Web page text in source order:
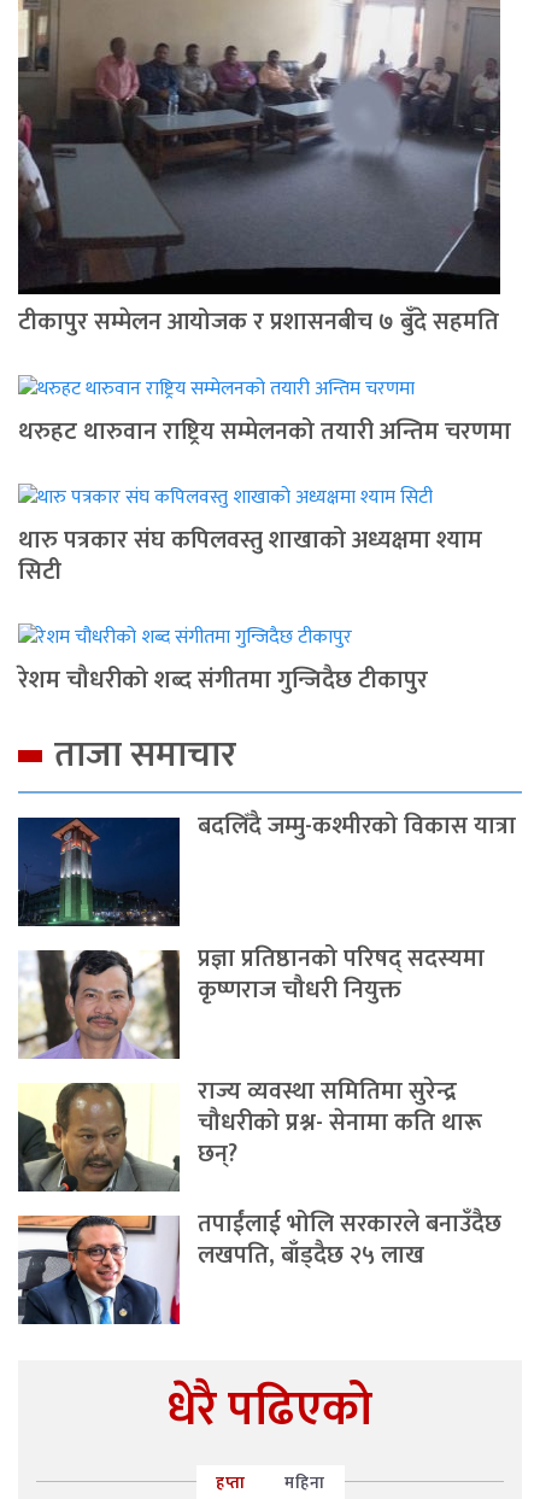
टीकापुर सम्मेलन आयोजक र प्रशासनबीच ७ बुँदे सहमति
थरुहट थारुवान राष्ट्रिय सम्मेलनको तयारी अन्तिम चरणमा
थारु पत्रकार संघ कपिलवस्तु शाखाको अध्यक्षमा श्याम
सिटी
रेशम चौधरीको शब्द संगीतमा गुन्जिदैछ टीकापुर
ताजा समाचार
बदलिँदै जम्मु-कश्मीरको विकास यात्रा
प्रज्ञा प्रतिष्ठानको परिषद् सदस्यमा
कृष्णराज चौधरी नियुक्त
राज्य व्यवस्था समितिमा सुरेन्द्र
चौधरीको प्रश्न- सेनामा कति थारू
छन्?
तपाईंलाई भोलि सरकारले बनाउँदैछ
लखपति, बाँड्दैछ २५ लाख
धेरै पढिएको
हप्ता महिना